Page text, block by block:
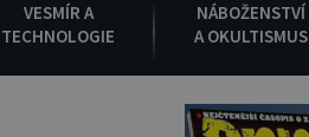
VESMÍR A
TECHNOLOGIE
NÁBOŽENSTVÍ
A OKULTISMUS